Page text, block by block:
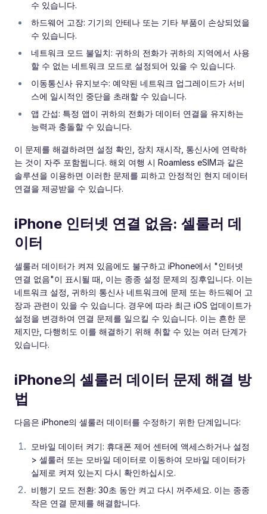
수 있습니다.
하드웨어 고장: 기기의 안테나 또는 기타 부품이 손상되었을
수 있습니다.
네트워크 모드 불일치: 귀하의 전화가 귀하의 지역에서 사용
할 수 없는 네트워크 모드로 설정되어 있을 수 있습니다.
이동통신사 유지보수: 예약된 네트워크 업그레이드가 서비
스에 일시적인 중단을 초래할 수 있습니다.
앱 간섭: 특정 앱이 귀하의 전화가 데이터 연결을 유지하는
능력과 충돌할 수 있습니다.
이 문제를 해결하려면 설정 확인, 장치 재시작, 통신사에 연락하
는 것이 자주 포함됩니다. 해외 여행 시 Roamless eSIM과 같은
솔루션을 이용하면 이러한 문제를 피하고 안정적인 현지 데이터
연결을 제공받을 수 있습니다.
iPhone 인터넷 연결 없음: 셀룰러 데
이터
셀룰러 데이터가 켜져 있음에도 불구하고 iPhone에서 "인터넷
연결 없음"이 표시될 때, 이는 종종 설정 문제의 징후입니다. 이는
네트워크 설정, 귀하의 통신사 네트워크에 문제 또는 하드웨어 고
장과 관련이 있을 수 있습니다. 경우에 따라 최근 iOS 업데이트가
설정을 변경하여 연결 문제를 일으킬 수 있습니다. 이는 흔한 문
제지만, 다행히도 이를 해결하기 위해 취할 수 있는 여러 단계가
있습니다.
iPhone의 셀룰러 데이터 문제 해결 방
법
다음은 iPhone의 셀룰러 데이터를 수정하기 위한 단계입니다:
모바일 데이터 켜기: 휴대폰 제어 센터에 액세스하거나 설정
> 셀룰러 또는 모바일 데이터로 이동하여 모바일 데이터가
실제로 켜져 있는지 다시 확인하십시오.
비행기 모드 전환: 30초 동안 켜고 다시 꺼주세요. 이는 종종
작은 연결 문제를 해결합니다.